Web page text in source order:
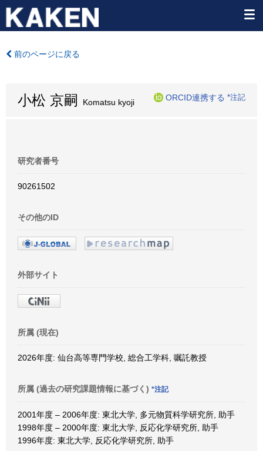
前のページに戻る
小松 京嗣 Komatsu kyoji
ORCID連携する *注記
研究者番号
90261502
その他のID
外部サイト
所属 (現在)
2026年度: 仙台高等専門学校, 総合工学科, 嘱託教授
所属 (過去の研究課題情報に基づく) *注記
2001年度 – 2006年度: 東北大学, 多元物質科学研究所, 助手
1998年度 – 2000年度: 東北大学, 反応化学研究所, 助手
1996年度: 東北大学, 反応化学研究所, 助手